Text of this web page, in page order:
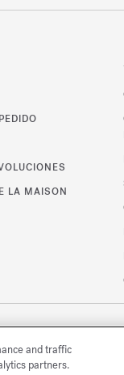
LA MAISON
and traffic
partners.